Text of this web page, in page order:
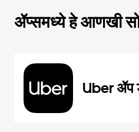
ॲप्समध्ये हे आणखी
Uber ॲप